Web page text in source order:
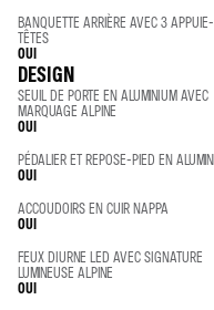
BANQUETTE ARRIÈRE AVEC 3 APPUIE-
TÊTES
OUI
DESIGN
SEUIL DE PORTE EN ALUMINIUM AVEC
MARQUAGE ALPINE
OUI
PÉDALIER ET REPOSE-PIED EN
OUI
ACCOUDOIRS EN CUIR NAPPA
OUI
FEUX DIURNE LED AVEC SIGNATURE
LUMINEUSE ALPINE
OUI